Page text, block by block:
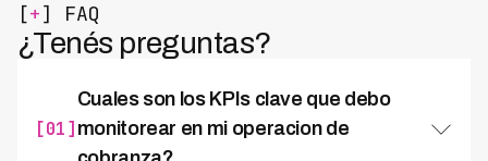
[+] FAQ
¿Tenés preguntas?
[01]
Cuales son los KPIs clave que debo
monitorear en mi operacion de